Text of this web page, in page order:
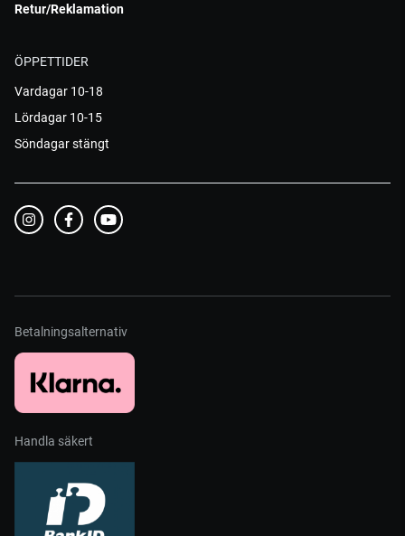
Retur/Reklamation
ÖPPETTIDER
Vardagar 10-18
Lördagar 10-15
Söndagar stängt
Betalningsalternativ
Handla säkert